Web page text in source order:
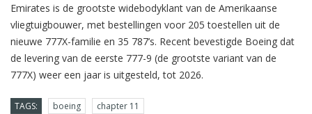
Emirates is de grootste widebodyklant van de Amerikaanse
vliegtuigbouwer, met bestellingen voor 205 toestellen uit de
nieuwe 777X-familie en 35 787’s. Recent bevestigde Boeing dat
de levering van de eerste 777-9 (de grootste variant van de
777X) weer een jaar is uitgesteld, tot 2026.
TAGS: boeing chapter 11